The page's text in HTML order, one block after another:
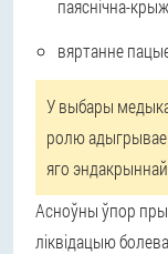
паяснічна-
вяртанне
У выбары
ролю адыгрывае
яго
Асноўны ўпор
ліквідацыю